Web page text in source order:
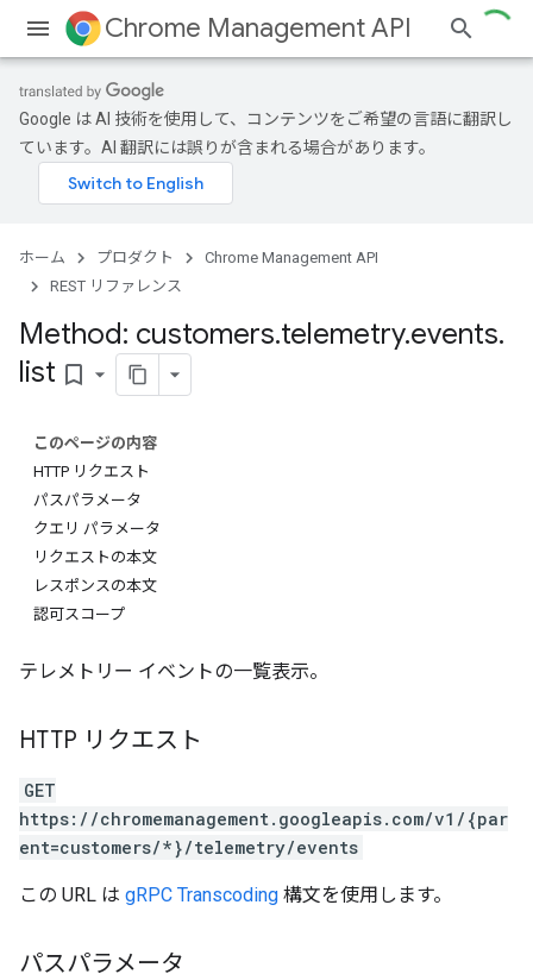
Chrome Management API
Google は AI 技術を使用して、コンテンツをご希望の言語に翻訳し
ています。AI 翻訳には誤りが含まれる場合があります。
ホーム プロダクト
Chrome Management API
REST リファレンス
Method: customers.telemetry.events.
list bookmark_border
このページの内容
HTTP リクエスト
パスパラメータ
クエリ パラメータ
リクエストの本文
レスポンスの本文
認可スコープ
テレメトリー イベントの一覧表示。
HTTP リクエスト
GET
https://chromemanagement.googleapis.com/v1/{par
ent=customers/*}/telemetry/events
この URL は gRPC Transcoding 構文を使用します。
パスパラメータ